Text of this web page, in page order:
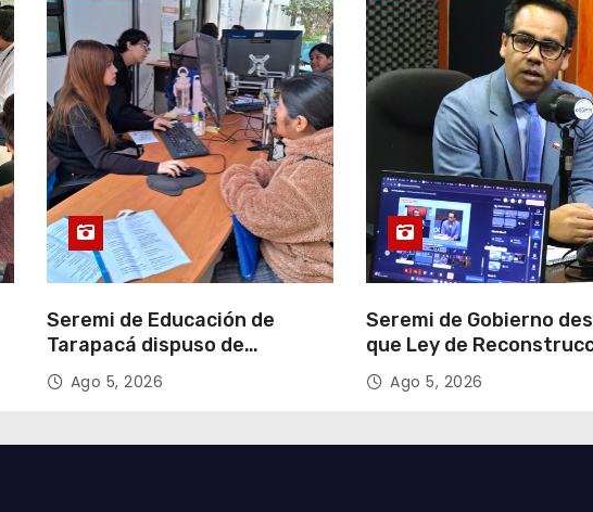
Seremi de Educación de
Tarapacá dispuso de
facilitadores para apoyar
proceso de Admisión Escolar
Ago 5, 2026
Seremi de Gobierno
que Ley de
Nacional impulsará la
inversión y el empleo en
Ago 5, 2026